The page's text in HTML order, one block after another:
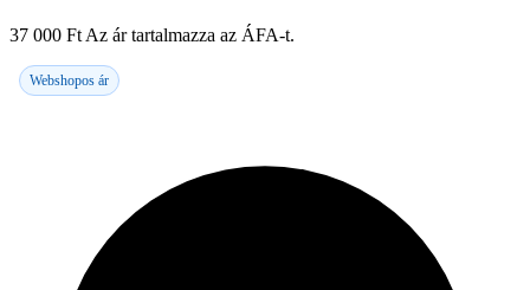
37 000 Ft Az ár tartalmazza az ÁFA-t.
Webshopos ár